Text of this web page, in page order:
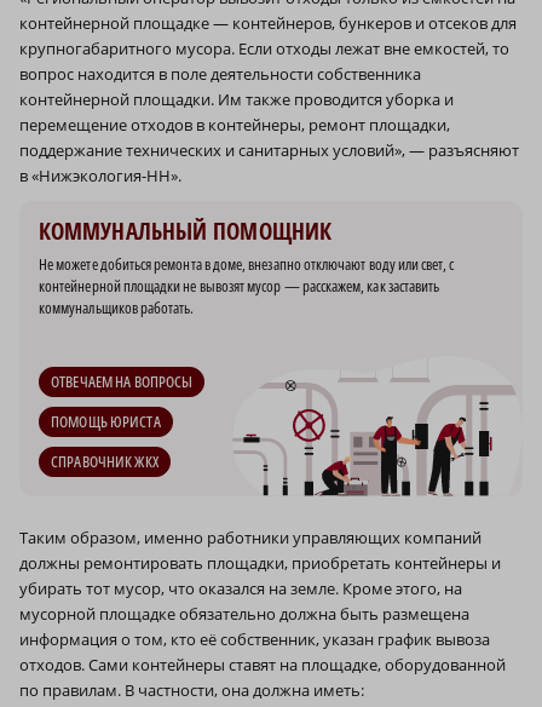
контейнерной площадке — контейнеров, бункеров и отсеков для
крупногабаритного мусора. Если отходы лежат вне емкостей, то
вопрос находится в поле деятельности собственника
контейнерной площадки. Им также проводится уборка и
перемещение отходов в контейнеры, ремонт площадки,
поддержание технических и санитарных условий», — разъясняют
в «Нижэкология-НН».
КОММУНАЛЬНЫЙ ПОМОЩНИК
Не можете добиться ремонта в доме, внезапно отключают воду или свет, с
контейнерной площадки не вывозят мусор — расскажем, как заставить
коммунальщиков работать.
ОТВЕЧАЕМ НА ВОПРОСЫ
ПОМОЩЬ ЮРИСТА
СПРАВОЧНИК ЖКХ
Таким образом, именно работники управляющих компаний
должны ремонтировать площадки, приобретать контейнеры и
убирать тот мусор, что оказался на земле. Кроме этого, на
мусорной площадке обязательно должна быть размещена
информация о том, кто её собственник, указан график вывоза
отходов. Сами контейнеры ставят на площадке, оборудованной
по правилам. В частности, она должна иметь: